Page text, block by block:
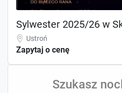
Sylwester 2025/26 w
Ustroń
Zapytaj o cenę
Szukasz